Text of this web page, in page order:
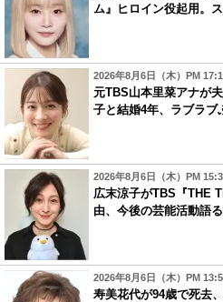
ム』ヒロイン役起用。
2026年8月6日（木）PM
元TBS山本里菜アナが
子と結婚4年、ラブラ
2026年8月6日（木）PM
広末涼子がTBS『THE
由、今後の芸能活動語
2026年8月6日（木）PM
寿美花代が94歳で死去